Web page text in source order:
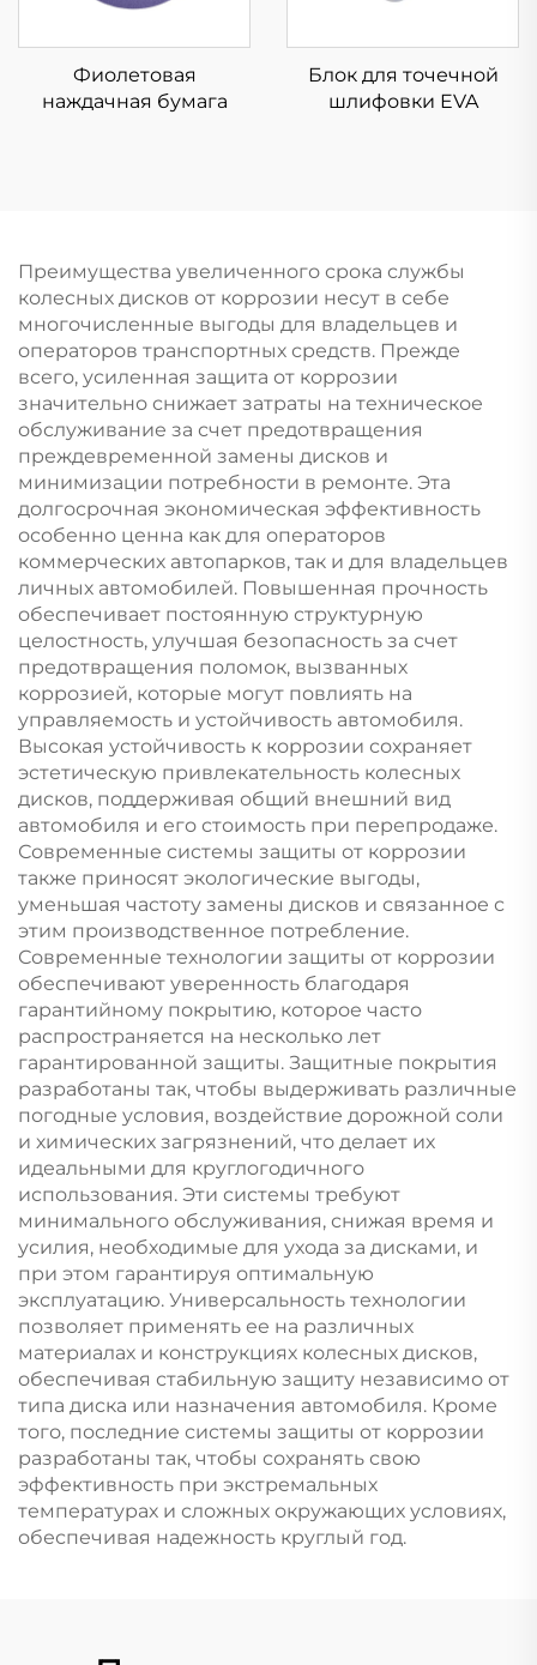
Фиолетовая
наждачная бумага
Блок для точечной
шлифовки EVA
Преимущества увеличенного срока службы
колесных дисков от коррозии несут в себе
многочисленные выгоды для владельцев и
операторов транспортных средств. Прежде
всего, усиленная защита от коррозии
значительно снижает затраты на техническое
обслуживание за счет предотвращения
преждевременной замены дисков и
минимизации потребности в ремонте. Эта
долгосрочная экономическая эффективность
особенно ценна как для операторов
коммерческих автопарков, так и для владельцев
личных автомобилей. Повышенная прочность
обеспечивает постоянную структурную
целостность, улучшая безопасность за счет
предотвращения поломок, вызванных
коррозией, которые могут повлиять на
управляемость и устойчивость автомобиля.
Высокая устойчивость к коррозии сохраняет
эстетическую привлекательность колесных
дисков, поддерживая общий внешний вид
автомобиля и его стоимость при перепродаже.
Современные системы защиты от коррозии
также приносят экологические выгоды,
уменьшая частоту замены дисков и связанное с
этим производственное потребление.
Современные технологии защиты от коррозии
обеспечивают уверенность благодаря
гарантийному покрытию, которое часто
распространяется на несколько лет
гарантированной защиты. Защитные покрытия
разработаны так, чтобы выдерживать различные
погодные условия, воздействие дорожной соли
и химических загрязнений, что делает их
идеальными для круглогодичного
использования. Эти системы требуют
минимального обслуживания, снижая время и
усилия, необходимые для ухода за дисками, и
при этом гарантируя оптимальную
эксплуатацию. Универсальность технологии
позволяет применять ее на различных
материалах и конструкциях колесных дисков,
обеспечивая стабильную защиту независимо от
типа диска или назначения автомобиля. Кроме
того, последние системы защиты от коррозии
разработаны так, чтобы сохранять свою
эффективность при экстремальных
температурах и сложных окружающих условиях,
обеспечивая надежность круглый год.